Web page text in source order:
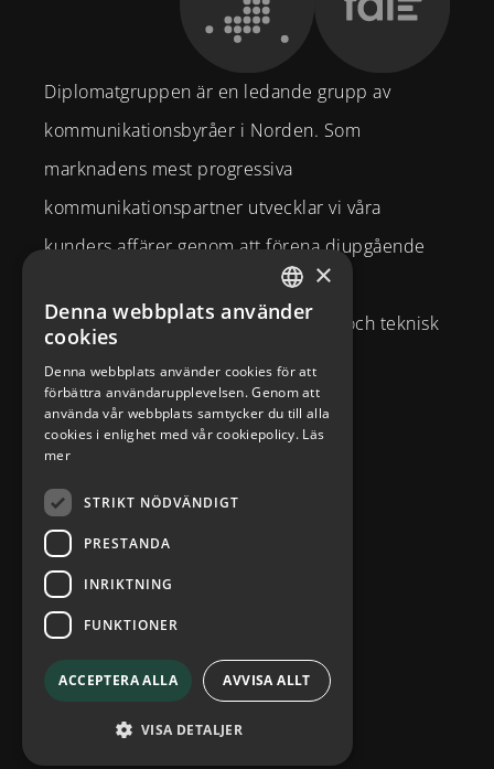
Diplomatgruppen är en ledande grupp av
kommunikationsbyråer i Norden. Som
marknadens mest progressiva
kommunikationspartner utvecklar vi våra
kunders affärer genom att förena djupgående
strategisk affärsförståelse och
varumärkesexpertis med kreativitet och teknisk
kompetens.
Brahegatan 10
114 37 Stockholm
+46 8 58 80 95 00
Integritetspolicy
SWEDISH
×
Denna webbplats använder
cookies
Denna webbplats använder cookies för att
förbättra användarupplevelsen. Genom att
använda vår webbplats samtycker du till alla
cookies i enlighet med vår cookiepolicy. Läs
mer
STRIKT NÖDVÄNDIGT
PRESTANDA
INRIKTNING
FUNKTIONER
ACCEPTERA ALLA AVVISA ALLT
VISA DETALJER